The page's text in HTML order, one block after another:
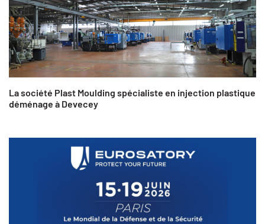
La société Plast Moulding spécialiste en injection plastique
déménage à Devecey